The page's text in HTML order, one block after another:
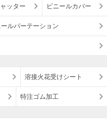
ッター ビニールカバー
ールパーテーション
溶接火花受けシート
特注ゴム加工